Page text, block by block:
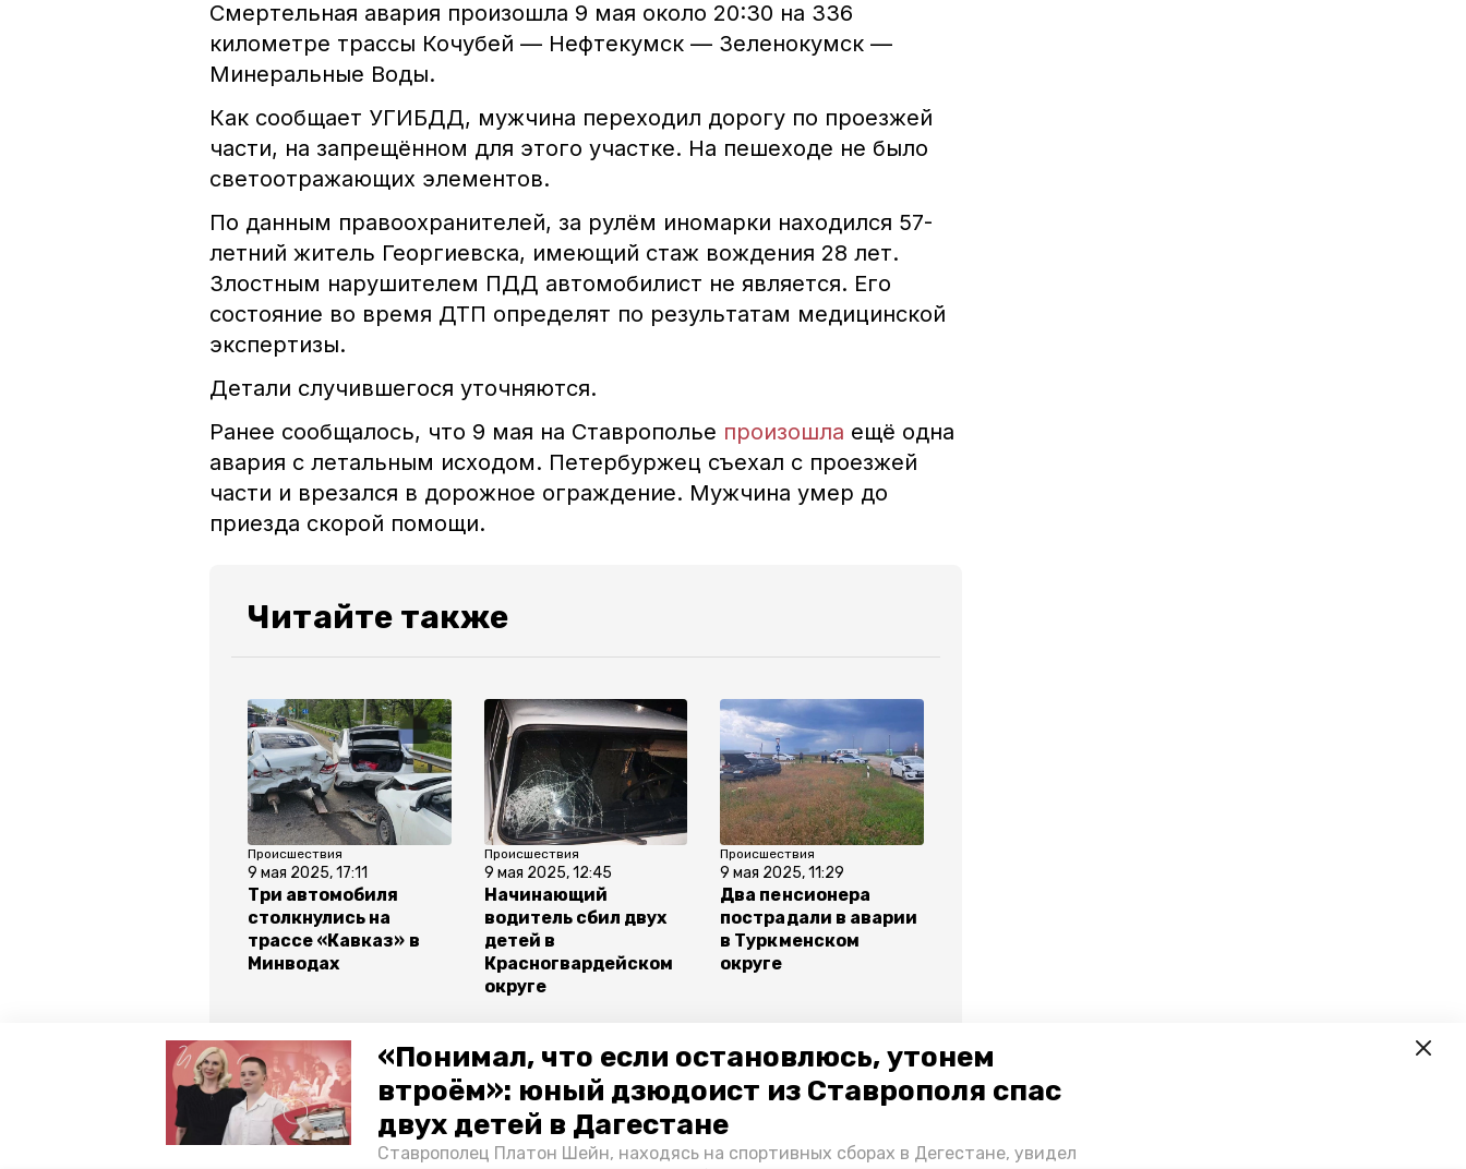
«Понимал, что если остановлюсь, утонем
втроём»: юный дзюдоист из Ставрополя спас
двух детей в Дагестане
Ставрополец Платон Шейн, находясь на спортивных сборах в Дегестане, увидел
Смертельная авария произошла 9 мая около 20:30 на 336
километре трассы Кочубей — Нефтекумск — Зеленокумск —
Минеральные Воды.
Как сообщает УГИБДД, мужчина переходил дорогу по проезжей
части, на запрещённом для этого участке. На пешеходе не было
светоотражающих элементов.
По данным правоохранителей, за рулём иномарки находился 57-
летний житель Георгиевска, имеющий стаж вождения 28 лет.
Злостным нарушителем ПДД автомобилист не является. Его
состояние во время ДТП определят по результатам медицинской
экспертизы.
Детали случившегося уточняются.
Ранее сообщалось, что 9 мая на Ставрополье произошла ещё одна
авария с летальным исходом. Петербуржец съехал с проезжей
части и врезался в дорожное ограждение. Мужчина умер до
приезда скорой помощи.
Читайте также
Происшествия
9 мая 2025, 17:11
Три автомобиля
столкнулись на
трассе «Кавказ» в
Минводах
Происшествия
9 мая 2025, 12:45
Начинающий
водитель сбил двух
детей в
Красногвардейском
округе
Происшествия
9 мая 2025, 11:29
Два пенсионера
пострадали в аварии
в Туркменском
округе
Все новости
авария минераловодский округ дтп